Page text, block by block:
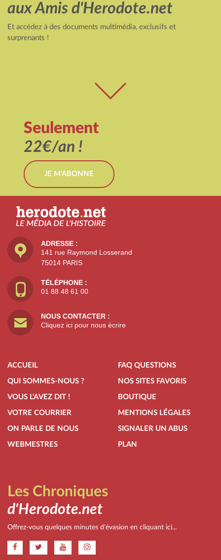
aux Amis d'Herodote.net
Et accédez à des documents multimédia, exclusifs et
surprenants !
Seulement
22€/an !
JE M'ABONNE
ADRESSE :
141 rue Raymond Losserand
75014 PARIS
TÉLÉPHONE :
01 88 48 61 00
NOUS CONTACTER :
Cliquez ici pour nous écrire
ACCUEIL
QUI SOMMES-NOUS ?
VOUS L'AVEZ DIT !
VOTRE COURRIER
ON PARLE DE NOUS
WEBMESTRES
FAQ QUESTIONS
NOS SITES FAVORIS
BOUTIQUE
MENTIONS LÉGALES
SIGNALER UN ABUS
PLAN
Les Chroniques
d'Herodote.net
Offrez-vous quelques minutes d'évasion en cliquant ici...